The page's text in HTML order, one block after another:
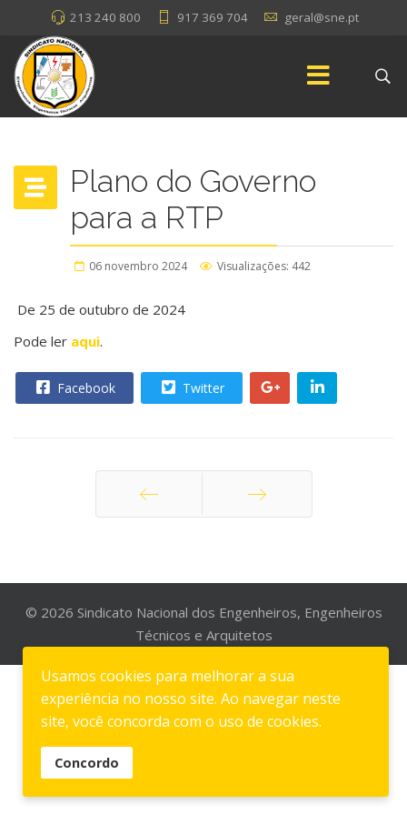
213 240 800 917 369 704 geral@sne.pt
Plano do Governo
para a RTP
06 novembro 2024 Visualizações: 442
De 25 de outubro de 2024
Pode ler aqui.
Facebook Twitter
© 2026 Sindicato Nacional dos Engenheiros, Engenheiros
Técnicos e Arquitetos
Usamos cookies para melhorar a sua
experiência no nosso site. Ao navegar neste
site, você concorda com o uso de cookies.
Concordo